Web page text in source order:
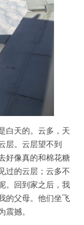
白天的。云多，天
层。云层望不到
好像真的和棉花糖
过的云层；云多不
。回到家之后，我
的父母。他们坐飞
撼。